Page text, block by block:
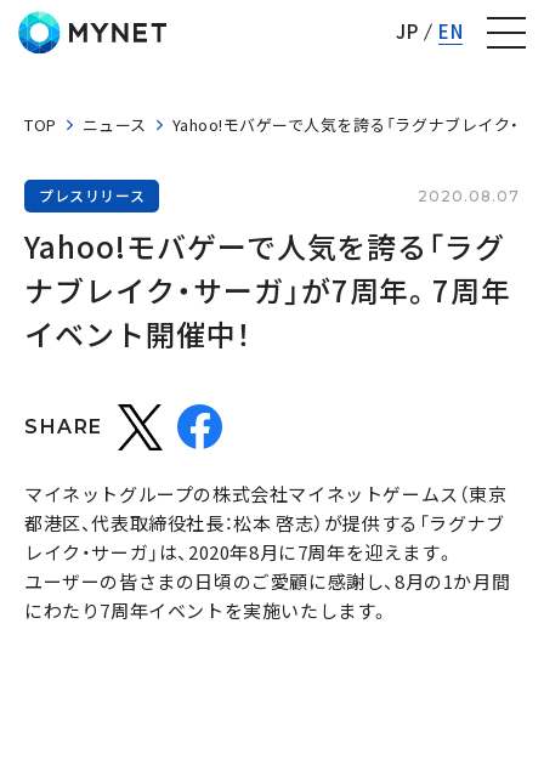
JP EN
TOP ニュース Yahoo!モバゲーで人気を誇る「ラグナブレイク・サ
プレスリリース 2020.08.07
Yahoo!モバゲーで人気を誇る「ラグ
ナブレイク・サーガ」が7周年。7周年
イベント開催中！
SHARE
マイネットグループの株式会社マイネットゲームス（東京
都港区、代表取締役社長：松本 啓志）が提供する「ラグナブ
レイク・サーガ」は、2020年8月に7周年を迎えます。
ユーザーの皆さまの日頃のご愛顧に感謝し、8月の1か月間
にわたり7周年イベントを実施いたします。